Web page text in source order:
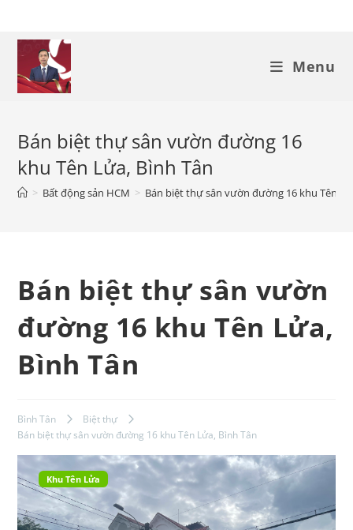
content
Menu
Bán biệt thự sân vườn đường 16
khu Tên Lửa, Bình Tân
> Bất động sản HCM > Bán biệt thự sân vườn đường 16 khu Tên
Bán biệt thự sân vườn
đường 16 khu Tên Lửa,
Bình Tân
Bình Tân
Biệt thự
Bán biệt thự sân vườn đường 16 khu Tên Lửa, Bình Tân
Khu Tên Lửa